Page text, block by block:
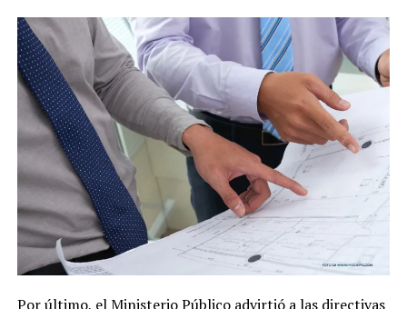
Por último, el Ministerio Público advirtió a las directivas